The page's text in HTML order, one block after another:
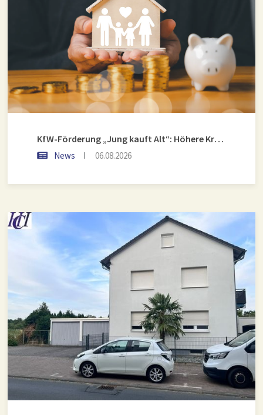
KfW-Förderung „Jung kauft Alt“: Höhere Kredite ab August 2026
News 06.08.2026